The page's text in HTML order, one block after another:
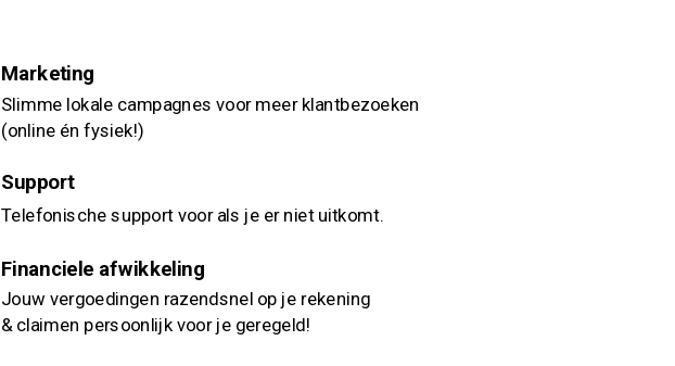
Support
Telefonische support voor als je er niet uitkomt.
Marketing
Slimme lokale campagnes voor meer klantbezoeken
(online én fysiek!)
Jouw vergoedingen razendsnel op je rekening
& claimen persoonlijk voor je geregeld!
Financiele afwikkeling